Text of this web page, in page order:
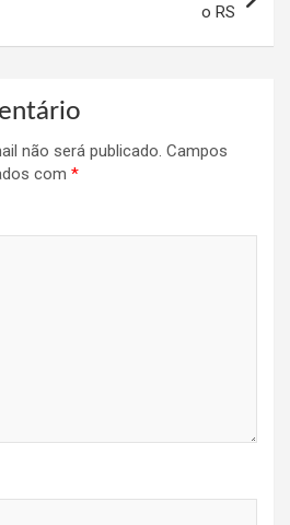
o RS
não será publicado. Campos
com *